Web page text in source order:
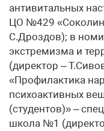
антивитальных
ЦО №429
С.Дроздов); в
экстремизма и
(директор –
«Профилактика
психоактивных
(студентов)» –
школа №1